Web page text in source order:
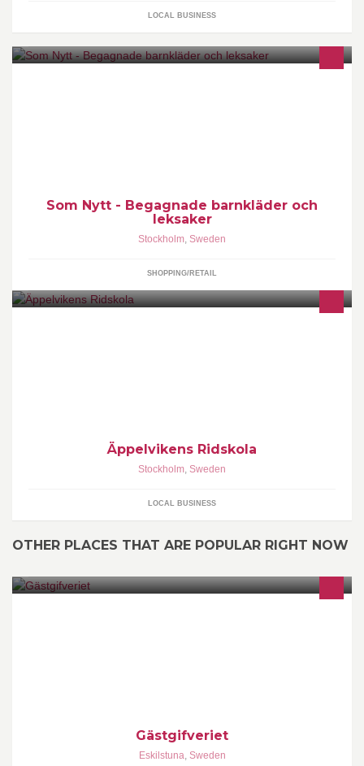
LOCAL BUSINESS
Som Nytt - Begagnade barnkläder och
leksaker
Stockholm, Sweden
SHOPPING/RETAIL
Äppelvikens Ridskola
Stockholm, Sweden
LOCAL BUSINESS
OTHER PLACES THAT ARE POPULAR RIGHT NOW
Gästgifveriet
Eskilstuna, Sweden